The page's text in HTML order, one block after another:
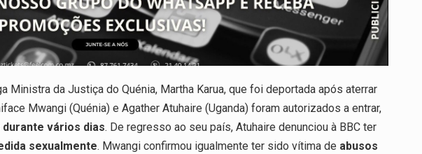
Ministra da Justiça do Quénia, Martha Karua, que foi deportada após aterrar
Mwangi (Quénia) e Agather Atuhaire (Uganda) foram autorizados a entrar,
vários dias. De regresso ao seu país, Atuhaire denunciou à BBC ter
sexualmente. Mwangi confirmou igualmente ter sido vítima de abusos